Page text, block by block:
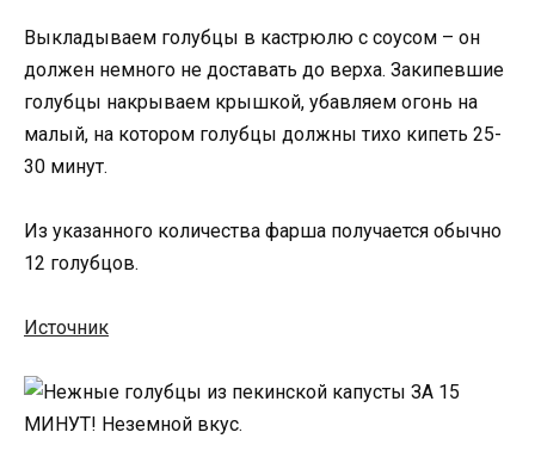
Выкладываем голубцы в кастрюлю с соусом – он
должен немного не доставать до верха. Закипевшие
голубцы накрываем крышкой, убавляем огонь на
малый, на котором голубцы должны тихо кипеть 25-
30 минут.
Из указанного количества фарша получается обычно
12 голубцов.
Источник